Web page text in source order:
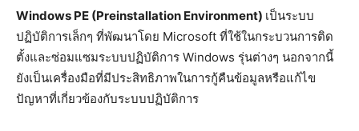
Windows PE (Preinstallation Environment) เป็นระบบ
ปฏิบัติการเล็กๆ ที่พัฒนาโดย Microsoft ที่ใช้ในกระบวนการติด
ตั้งและซ่อมแซมระบบปฏิบัติการ Windows รุ่นต่างๆ นอกจากนี้
ยังเป็นเครื่องมือที่มีประสิทธิภาพในการกู้คืนข้อมูลหรือแก้ไข
ปัญหาที่เกี่ยวข้องกับระบบปฏิบัติการ